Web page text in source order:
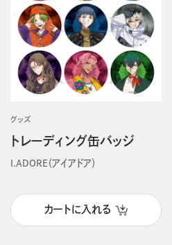
グッズ
トレーディング缶バッジ
I.ADORE（アイアドア）
カートに入れる